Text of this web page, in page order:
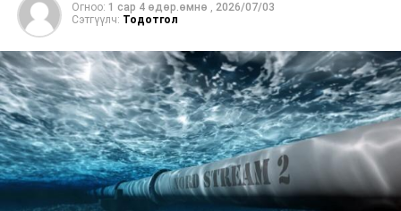
Огноо: 1 сар 4 өдөр.өмнө , 2026/07/03
Сэтгүүлч: Тодотгол